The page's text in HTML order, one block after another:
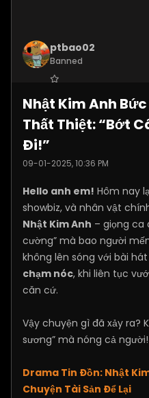
ptbao02
Banned
Posts:2180
Nhật Kim Anh
Thất Thiệt: “Bớt
Đi!”
09-01-2025, 10:36 PM
Hello anh em! Hôm nay
showbiz, và nhân vật
Nhật Kim Anh – giọng ca
cường” mà bao người
không lên sóng với bài
chạm nóc, khi liên tục
căn cứ.
Vậy chuyện gì đã xảy ra?
sương” mà nóng cả người!
Drama Tin Đồn: Nhật
Chuyện Tài Sản Để Lại